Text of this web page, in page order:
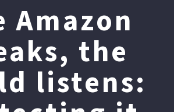
Amazon
the
listens: